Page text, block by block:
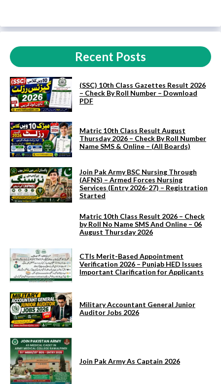
Recent Posts
(SSC) 10th Class Gazettes Result 2026
– Check By Roll Number – Download
PDF
Matric 10th Class Result August
Thursday 2026 – Check By Roll Number
Name SMS & Online – (All Boards)
Join Pak Army BSC Nursing Through
(AFNS) – Armed Forces Nursing
Services (Entry 2026-27) – Registration
Started
Matric 10th Class Result 2026 – Check
by Roll No Name SMS And Online – 06
August Thursday 2026
CTIs Merit-Based Appointment
Verification 2026 – Punjab HED Issues
Important Clarification for Applicants
Military Accountant General Junior
Auditor Jobs 2026
Join Pak Army As Captain 2026